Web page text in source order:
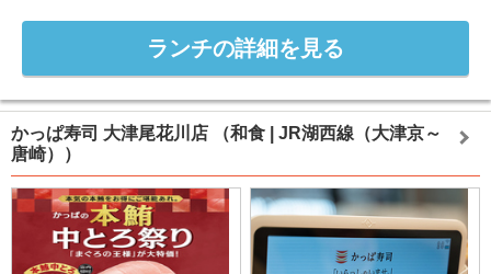
ランチの詳細を見る
かっぱ寿司 大津尾花川店
（和食 | JR湖西線（大津京～
唐崎））